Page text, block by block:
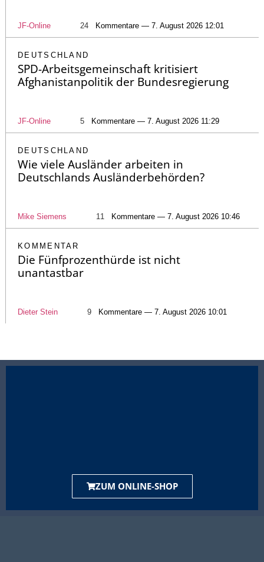
JF-Online 24 Kommentare — 7. August 2026 12:01
DEUTSCHLAND
SPD-Arbeitsgemeinschaft kritisiert
Afghanistanpolitik der Bundesregierung
JF-Online 5 Kommentare — 7. August 2026 11:29
DEUTSCHLAND
Wie viele Ausländer arbeiten in
Deutschlands Ausländerbehörden?
Mike Siemens 11 Kommentare — 7. August 2026 10:46
KOMMENTAR
Die Fünfprozenthürde ist nicht
unantastbar
Dieter Stein 9 Kommentare — 7. August 2026 10:01
ZUM ONLINE-SHOP